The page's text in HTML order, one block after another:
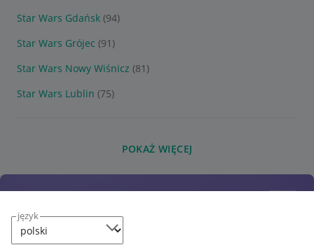
język
Star Wars Gdańsk (94)
Star Wars Grójec (91)
Star Wars Nowy Wiśnicz (81)
Star Wars Lublin (75)
POKAŻ WIĘCEJ